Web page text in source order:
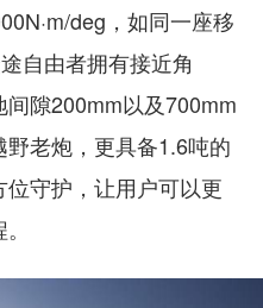
deg，如同一座移
自由者拥有接近角
间隙200mm以及700mm
老炮，更具备1.6吨的
守护，让用户可以更